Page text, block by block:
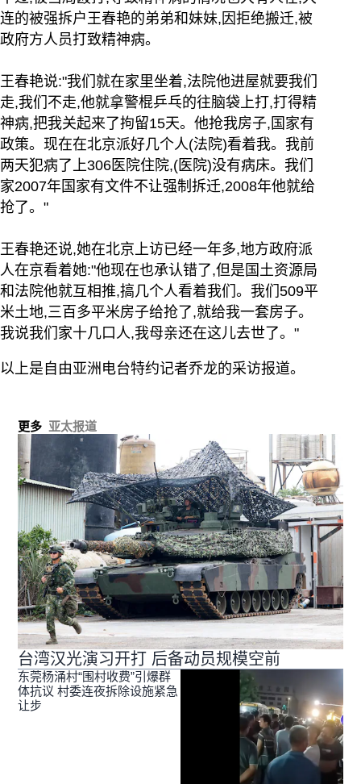
连的被强拆户王春艳的弟弟和妹妹,因拒绝搬迁,被
政府方人员打致精神病。
王春艳说:"我们就在家里坐着,法院他进屋就要我们
走,我们不走,他就拿警棍乒乓的往脑袋上打,打得精
神病,把我关起来了拘留15天。他抢我房子,国家有
政策。现在在北京派好几个人(法院)看着我。我前
两天犯病了上306医院住院,(医院)没有病床。我们
家2007年国家有文件不让强制拆迁,2008年他就给
抢了。"
王春艳还说,她在北京上访已经一年多,地方政府派
人在京看着她:"他现在也承认错了,但是国土资源局
和法院他就互相推,搞几个人看着我们。我们509平
米土地,三百多平米房子给抢了,就给我一套房子。
我说我们家十几口人,我母亲还在这儿去世了。"
以上是自由亚洲电台特约记者乔龙的采访报道。
更多 亚太报道
台湾汉光演习开打 后备动员规模空前
东莞杨涌村“围村收费”引爆群
体抗议 村委连夜拆除设施紧急
让步